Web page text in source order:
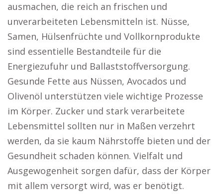
ausmachen, die reich an frischen und
unverarbeiteten Lebensmitteln ist. Nüsse,
Samen, Hülsenfrüchte und Vollkornprodukte
sind essentielle Bestandteile für die
Energiezufuhr und Ballaststoffversorgung.
Gesunde Fette aus Nüssen, Avocados und
Olivenöl unterstützen viele wichtige Prozesse
im Körper. Zucker und stark verarbeitete
Lebensmittel sollten nur in Maßen verzehrt
werden, da sie kaum Nährstoffe bieten und der
Gesundheit schaden können. Vielfalt und
Ausgewogenheit sorgen dafür, dass der Körper
mit allem versorgt wird, was er benötigt.